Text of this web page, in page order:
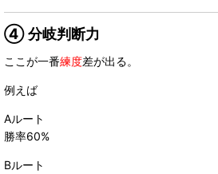
④ 分岐判断力
ここが一番練度差が出る。
例えば
Aルート
勝率60%
Bルート